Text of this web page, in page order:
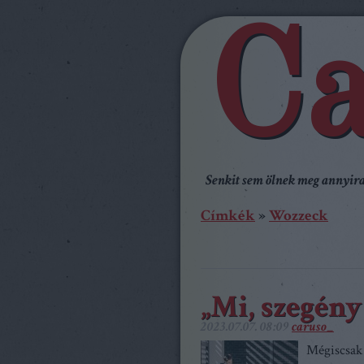
Senkit sem ölnek meg
Címkék » Wozzeck
„Mi,
2023.07.07. 08:09 caruso_